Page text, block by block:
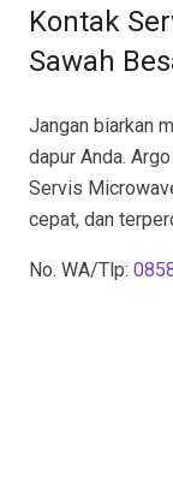
Kontak
Sawah
Jangan biarkan
dapur Anda.
Servis
cepat, dan
No. WA/Tlp: